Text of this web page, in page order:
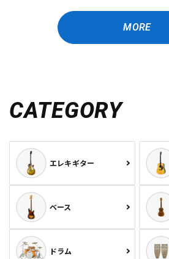
MORE
CATEGORY
エレキギター
ベース
ドラム